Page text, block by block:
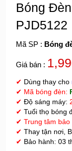
Bóng
PJD5122
Mã SP : Bóng
Giá bán :
✔ Dùng thay cho
✔ Mã bóng đèn:
✔ Độ sáng máy:
✔ Tuổi thọ bóng
✔ Trung tâm
✔ Thay tận nơi,
✔ Bảo hành: 03